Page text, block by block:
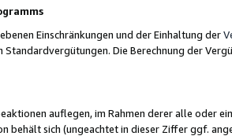
Einschränkungen und der Einhaltung der
Standardvergütungen. Die Berechnung der
auflegen, im Rahmen derer alle oder
behält sich (ungeachtet in dieser Ziffer ggf.